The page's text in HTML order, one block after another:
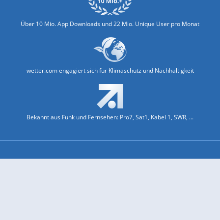
Über 10 Mio. App Downloads und 22 Mio. Unique User pro Monat
wetter.com engagiert sich für Klimaschutz und Nachhaltigkeit
Bekannt aus Funk und Fernsehen: Pro7, Sat1, Kabel 1, SWR, ...